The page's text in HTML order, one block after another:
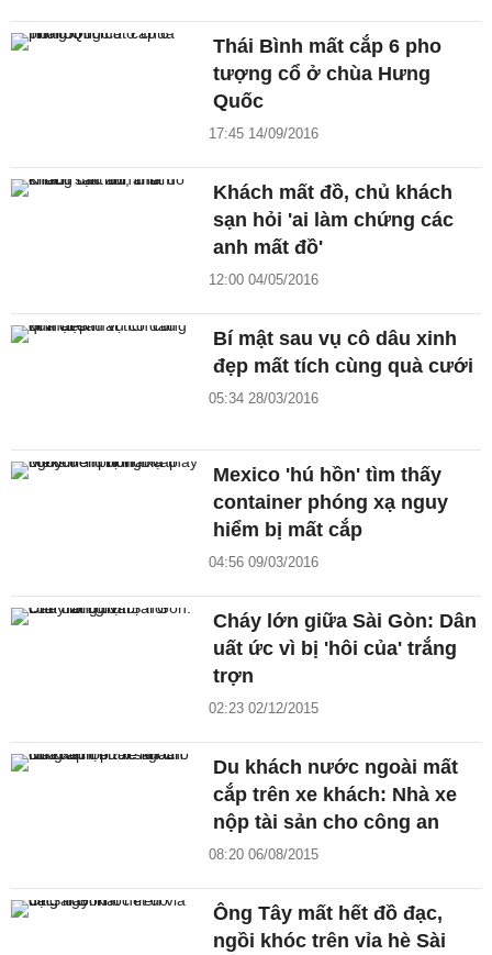
Thái Bình mất cắp 6 pho
tượng cổ ở chùa Hưng
Quốc
17:45 14/09/2016
Khách mất đồ, chủ khách
sạn hỏi 'ai làm chứng các
anh mất đồ'
12:00 04/05/2016
Bí mật sau vụ cô dâu xinh
đẹp mất tích cùng quà cưới
05:34 28/03/2016
Mexico 'hú hồn' tìm thấy
container phóng xạ nguy
hiểm bị mất cắp
04:56 09/03/2016
Cháy lớn giữa Sài Gòn: Dân
uất ức vì bị 'hôi của' trắng
trợn
02:23 02/12/2015
Du khách nước ngoài mất
cắp trên xe khách: Nhà xe
nộp tài sản cho công an
08:20 06/08/2015
Ông Tây mất hết đồ đạc,
ngồi khóc trên vỉa hè Sài